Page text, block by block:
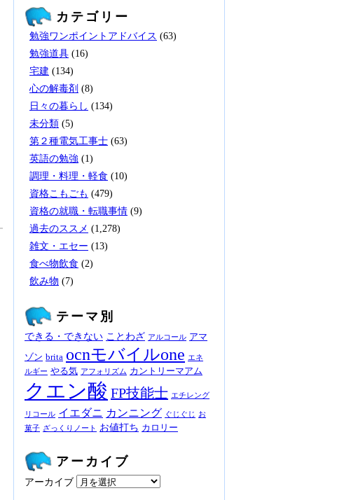
カテゴリー
勉強ワンポイントアドバイス (63)
勉強道具 (16)
宅建 (134)
心の解毒剤 (8)
日々の暮らし (134)
未分類 (5)
第２種電気工事士 (63)
英語の勉強 (1)
調理・料理・軽食 (10)
資格こもごも (479)
資格の就職・転職事情 (9)
過去のススメ (1,278)
雑文・エセー (13)
食べ物飲食 (2)
飲み物 (7)
テーマ別
できる・できない ことわざ アルコール アマ
ゾン brita ocnモバイルone エネ
ルギー やる気 アフォリズム カントリーマアム
クエン酸 FP技能士 エチレング
リコール イエダニ カンニング ぐじぐじ
お
菓子 ざっくりノート お値打ち カロリー
アーカイブ
アーカイブ